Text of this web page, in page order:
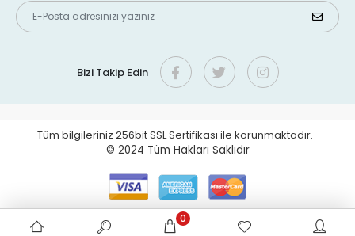
Bizi Takip Edin
Tüm bilgileriniz 256bit SSL Sertifikası ile korunmaktadır.
© 2024 Tüm Hakları Saklıdır
0